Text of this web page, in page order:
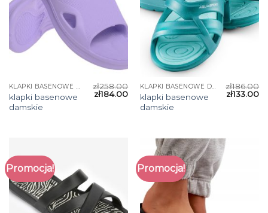
KLAPKI BASENOWE DAMSKIE
klapki basenowe
damskie
zł258.00
zł184.00
KLAPKI BASENOWE DAMSKIE
klapki basenowe
damskie
zł186.00
zł133.00
Promocja! Promocja!